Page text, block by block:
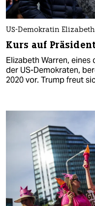
US-Demokratin
Kurs auf
Elizabeth Warren,
der US-Demokraten,
2020 vor. Trump freut